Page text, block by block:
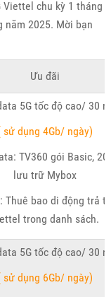
Viettel chu kỳ 1 tháng
năm 2025. Mời bạn
Ưu đãi
5G tốc độ cao/ 30
sử dụng 4Gb/ ngày)
TV360 gói Basic,
lưu trữ Mybox
Thuê bao di động trả
trong danh sách.
5G tốc độ cao/ 30
sử dụng 6Gb/ ngày)